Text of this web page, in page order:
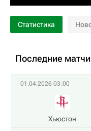
Статистика
Последние
01.04.2026 03:00
Хьюстон